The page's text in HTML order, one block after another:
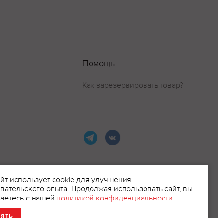
Помощь
Как зарезервировать товар?
использует cookie для улучшения
опыта. Продолжая использовать сайт, вы
с нашей политикой конфиденциальности.